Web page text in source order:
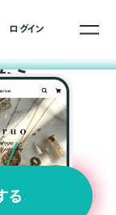
ログイン
ら
る